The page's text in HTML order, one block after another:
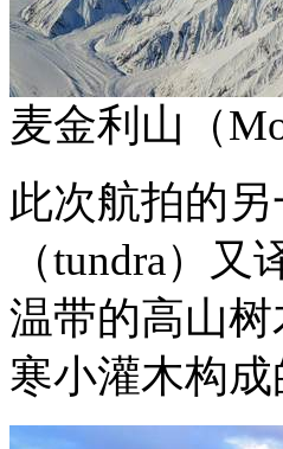
麦金利山（
此次航拍的
（tundra）又
温带的高山
寒小灌木构成